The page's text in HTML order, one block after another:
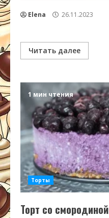
Elena 26.11.2023
Читать далее
1 мин чтения
Торты
Торт со смородиной